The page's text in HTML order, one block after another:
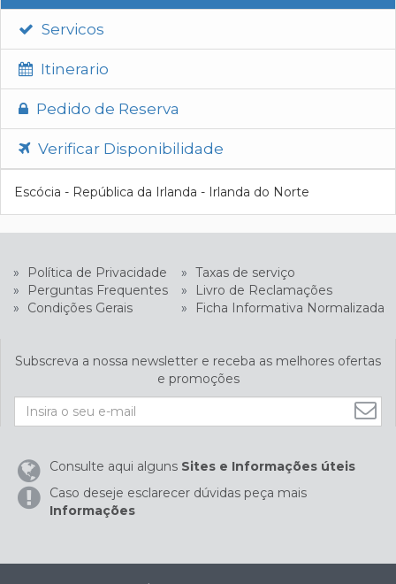
Servicos
Itinerario
Pedido de Reserva
Verificar Disponibilidade
Escócia - República da Irlanda - Irlanda do Norte
» Política de Privacidade » Taxas de serviço
»
Perguntas Frequentes »
Livro de Reclamações
»
Condições Gerais » Ficha Informativa Normalizada
Subscreva a nossa newsletter e receba as melhores ofertas
e promoções
Consulte aqui alguns Sites e Informações úteis
Caso deseje esclarecer dúvidas peça mais
Informações